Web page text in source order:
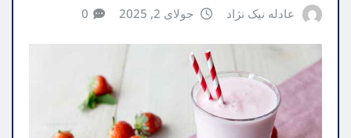
عادله نیک نژاد جولای 2, 2025 0